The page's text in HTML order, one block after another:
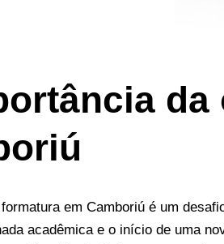
da
em Camboriú é um
acadêmica e o início de uma